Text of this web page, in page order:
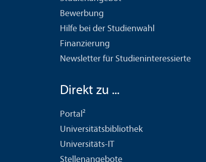
Bewerbung
Hilfe bei der Studien­wahl
Finanzierung
Newsletter für Studien­interessierte
Direkt zu ...
Portal²
Universitäts­bibliothek
Universitäts-IT
Stellenangebote